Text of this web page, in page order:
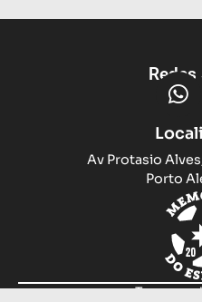
Av Protasio
Porto
Trocas e